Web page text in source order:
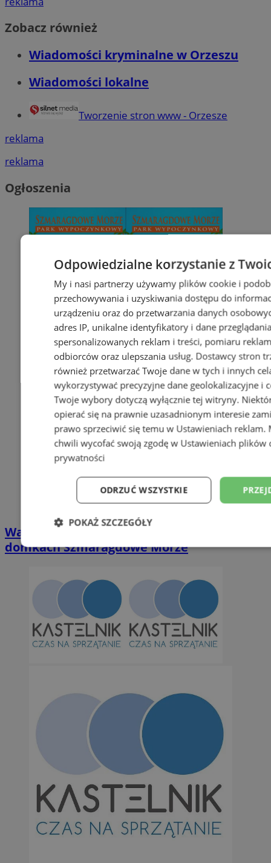
Zobacz również
Wiadomości kryminalne w Orzeszu
Wiadomości lokalne
Tworzenie stron www - Orzesze
reklama
reklama
Ogłoszenia
Wakacyjny wypoczynek nad Bałtykiem w
domkach Szmaragdowe Morze
Odpowiedzialne korzystanie z
My i nasi partnerzy używamy plików cookie i
przechowywania i uzyskiwania dostępu do
urządzeniu oraz do przetwarzania danych
adres IP, unikalne identyfikatory i dane
spersonalizowanych reklam i treści, pomiaru
odbiorców oraz ulepszania usług. Dostawcy stron
również przetwarzać Twoje dane w tych i innych
wykorzystywać precyzyjne dane geolokalizacyjne i
Twoje wybory dotyczą wyłącznie tej witryny.
opierać się na prawnie uzasadnionym interesie
prawo sprzeciwić się temu w Ustawieniach reklam.
chwili wycofać swoją zgodę w Ustawieniach plików
prywatności
ODRZUĆ WSZYSTKIE
POKAŻ SZCZEGÓŁY
Niezbędne Wydajność
Niesklasyfikowane
Niezbędne pliki cookie umożliwiają korzystanie z podstawowych
takich jak logowanie użytkownika i zarządzanie kontem. Bez
można prawidłowo korzystać ze strony internetowej.
orzesze.com.pl
QeSessID orzesze.com.pl
MvSessID orzesze.com.pl